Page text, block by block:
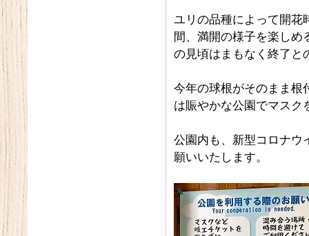
ユリの品種によって開花
間、満開の様子を楽しめ
の見頃はまもなく終了と
今年の球根がそのまま根
は賑やかな公園でマスク
公園内も、新型コロナウ
願いいたします。